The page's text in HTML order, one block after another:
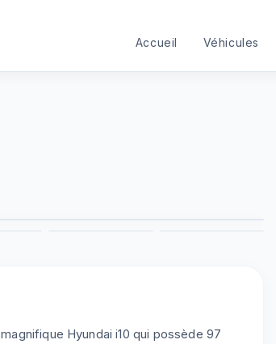
Accueil Véhicules
Hyundai i10 qui possède 97